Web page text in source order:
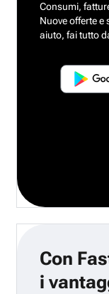
Consumi,
Nuove offerte e
aiuto, fai tutto
Con
i